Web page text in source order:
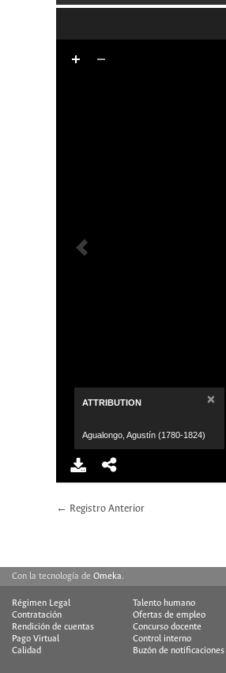
ATTRIBUTION ×
Agualongo, Agustín (1780-1824)
← Registro Anterior
Con la tecnología de Omeka.
Régimen Legal
Talento humano
Contratación
Ofertas de empleo
Rendición de cuentas
Concurso docente
Pago Virtual
Control interno
Calidad
Buzón de notificaciones